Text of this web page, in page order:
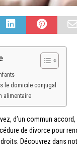
le domicile conjugal
alimentaire
d’un commun
de divorce pour
Découvrez dans